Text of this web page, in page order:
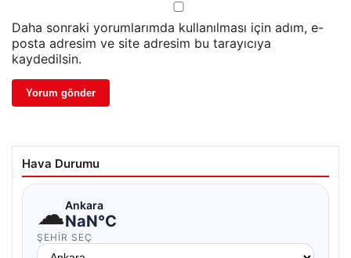
Daha sonraki yorumlarımda kullanılması için adım, e-
posta adresim ve site adresim bu tarayıcıya
kaydedilsin.
Hava Durumu
☁Ankara
NaN°C
ŞEHIR SEÇ